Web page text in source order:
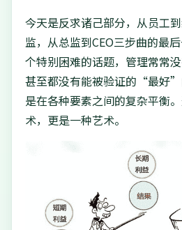
今天是反求诸己部分，从员工
监，从总监到CEO三步曲的最
个特别困难的话题，管理常常
甚至都没有能被验证的“最好
是在各种要素之间的复杂平衡
术，更是一种艺术。